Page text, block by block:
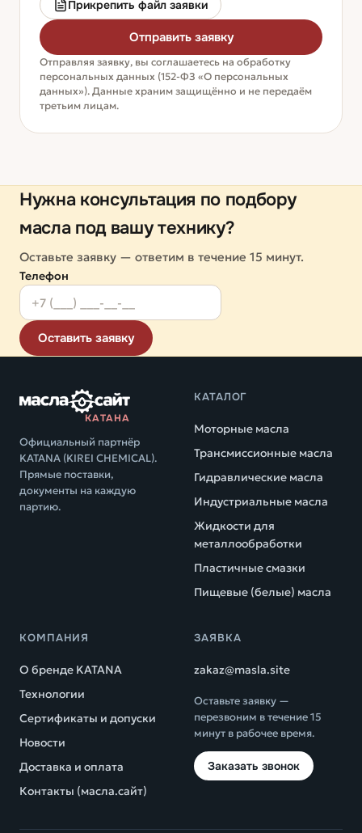
Прикрепить файл заявки
Отправить заявку
Отправляя заявку, вы соглашаетесь на обработку
персональных данных (152-ФЗ «О персональных
данных»). Данные храним защищённо и не передаём
третьим лицам.
Нужна консультация по подбору
масла под вашу технику?
Оставьте заявку — ответим в течение 15 минут.
Телефон
Оставить заявку
КАТАНА
Официальный партнёр
KATANA (KIREI CHEMICAL).
Прямые поставки,
документы на каждую
партию.
КАТАЛОГ
Моторные масла
Трансмиссионные масла
Гидравлические масла
Индустриальные масла
Жидкости для
металлообработки
Пластичные смазки
Пищевые (белые) масла
КОМПАНИЯ
О бренде KATANA
Технологии
Сертификаты и допуски
Новости
Доставка и оплата
Контакты (масла.сайт)
ЗАЯВКА
zakaz@masla.site
Оставьте заявку —
перезвоним в течение 15
минут в рабочее время.
Заказать звонок